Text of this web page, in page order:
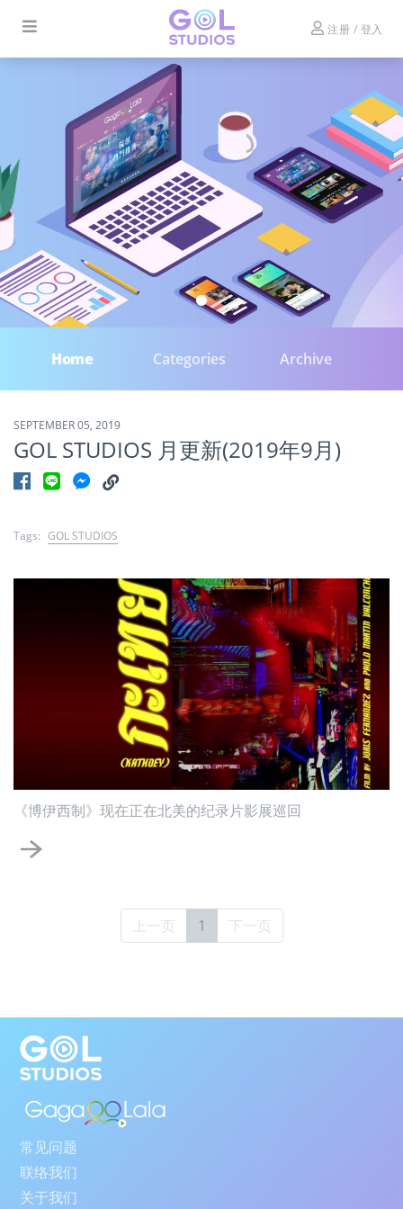
注册 / 登入
Home Categories Archive
SEPTEMBER 05, 2019
GOL STUDIOS 月更新(2019年9月)
Tags: GOL STUDIOS
《博伊西制》现在正在北美的纪录片影展巡回
上一页 1 下一页
常见问题
联络我们
关于我们